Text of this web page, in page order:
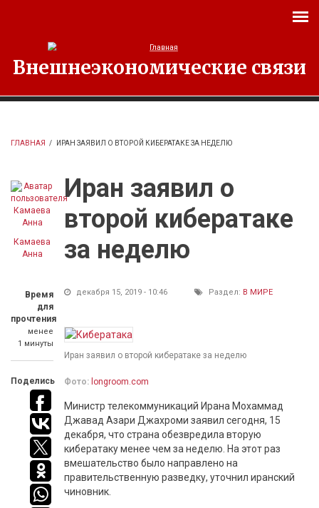
Внешнеэкономические связи
ГЛАВНАЯ / ИРАН ЗАЯВИЛ О ВТОРОЙ КИБЕРАТАКЕ ЗА НЕДЕЛЮ
Камаева
Анна
Время
для
прочтения
менее
1 минуты
Поделись
Иран заявил о
второй кибератаке
за неделю
декабря 15, 2019 - 10:46 Раздел: В МИРЕ
Иран заявил о второй кибератаке за неделю
Фото: longroom.com
Министр телекоммуникаций Ирана Мохаммад
Джавад Азари Джахроми заявил сегодня, 15
декабря, что страна обезвредила вторую
кибератаку менее чем за неделю. На этот раз
вмешательство было направлено на
правительственную разведку, уточнил иранский
чиновник.